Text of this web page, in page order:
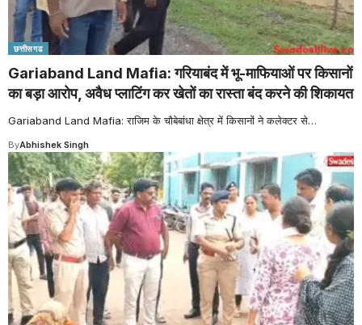
छत्तीसगढ
Gariaband Land Mafia: गरियाबंद में भू-माफियाओं पर किसानों
का बड़ा आरोप, अवैध प्लाटिंग कर खेतों का रास्ता बंद करने की शिकायत
Gariaband Land Mafia: राजिम के चौबेबांधा क्षेत्र में किसानों ने कलेक्टर से…
ByAbhishek Singh